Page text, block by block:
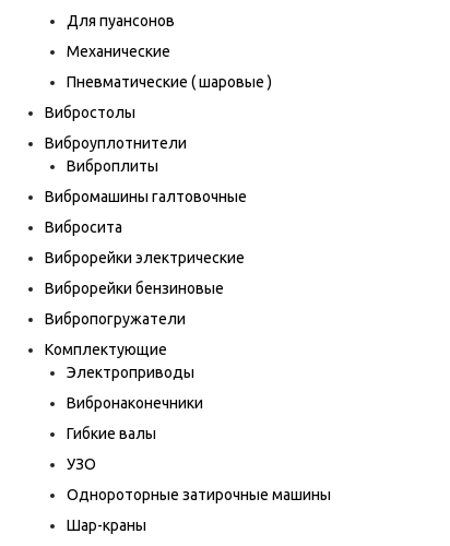
Для пуансонов
Механические
Пневматические ( шаровые )
Вибростолы
Виброуплотнители
Виброплиты
Вибромашины галтовочные
Вибросита
Виброрейки электрические
Виброрейки бензиновые
Вибропогружатели
Комплектующие
Электроприводы
Вибронаконечники
Гибкие валы
УЗО
Однороторные затирочные машины
Шар-краны